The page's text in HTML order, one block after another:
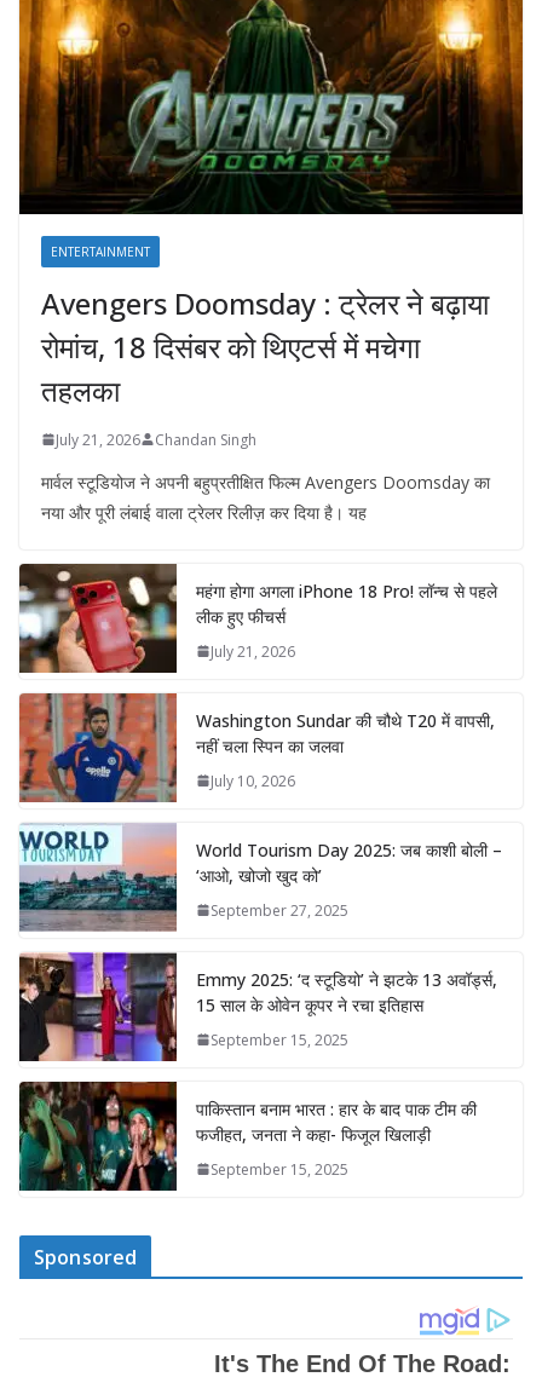
ENTERTAINMENT
Avengers Doomsday : ट्रेलर ने बढ़ाया
रोमांच, 18 दिसंबर को थिएटर्स में मचेगा
तहलका
July 21, 2026 Chandan Singh
मार्वल स्टूडियोज ने अपनी बहुप्रतीक्षित फिल्म Avengers Doomsday का
नया और पूरी लंबाई वाला ट्रेलर रिलीज़ कर दिया है। यह
महंगा होगा अगला iPhone 18 Pro! लॉन्च से पहले
लीक हुए फीचर्स
July 21, 2026
Washington Sundar की चौथे T20 में वापसी,
नहीं चला स्पिन का जलवा
July 10, 2026
World Tourism Day 2025: जब काशी बोली –
‘आओ, खोजो खुद को’
September 27, 2025
Emmy 2025: ‘द स्टूडियो’ ने झटके 13 अवॉर्ड्स,
15 साल के ओवेन कूपर ने रचा इतिहास
September 15, 2025
पाकिस्तान बनाम भारत : हार के बाद पाक टीम की
फजीहत, जनता ने कहा- फिजूल खिलाड़ी
September 15, 2025
Sponsored